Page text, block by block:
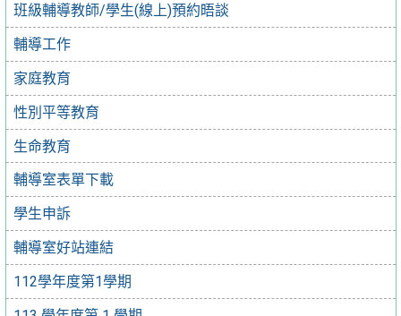
班級輔導教師/學生(線上)預約晤談
輔導工作
家庭教育
性別平等教育
生命教育
輔導室表單下載
學生申訴
輔導室好站連結
112學年度第1學期